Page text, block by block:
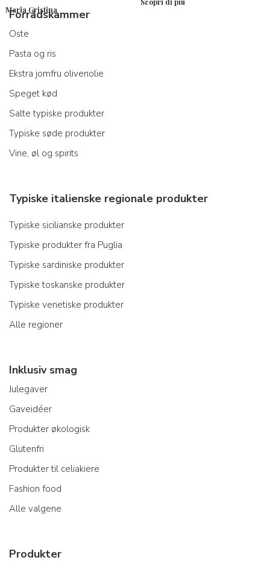
Maria Cristina
Forrådskammer
Oste
Pasta og ris
Ekstra jomfru olivenolie
Speget kød
Salte typiske produkter
Typiske søde produkter
Vine, øl og spirits
Typiske italienske regionale produkter
Typiske sicilianske produkter
Typiske produkter fra Puglia
Typiske sardiniske produkter
Typiske toskanske produkter
Typiske venetiske produkter
Alle regioner
Inklusiv smag
Julegaver
Gaveidéer
Produkter økologisk
Glutenfri
Produkter til celiakiere
Fashion food
Alle valgene
Produkter